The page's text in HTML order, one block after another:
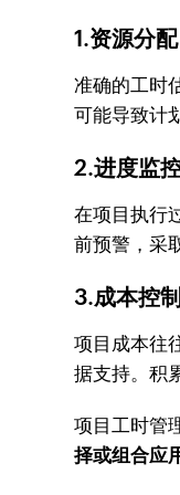
1.资源分配
准确的工时
可能导致计
2.进度监
在项目执行
前预警，采
3.成本控制
项目成本往
据支持。积
项目工时管
择或组合应